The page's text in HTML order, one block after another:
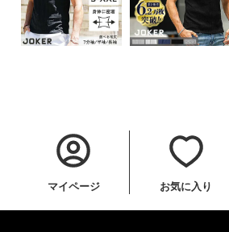
マイページ お気に入り